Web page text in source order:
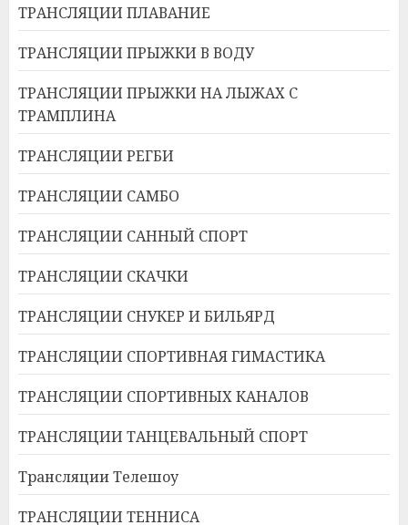
ТРАНСЛЯЦИИ ПЛАВАНИЕ
ТРАНСЛЯЦИИ ПРЫЖКИ В ВОДУ
ТРАНСЛЯЦИИ ПРЫЖКИ НА ЛЫЖАХ С
ТРАМПЛИНА
ТРАНСЛЯЦИИ РЕГБИ
ТРАНСЛЯЦИИ САМБО
ТРАНСЛЯЦИИ САННЫЙ СПОРТ
ТРАНСЛЯЦИИ СКАЧКИ
ТРАНСЛЯЦИИ СНУКЕР И БИЛЬЯРД
ТРАНСЛЯЦИИ СПОРТИВНАЯ ГИМАСТИКА
ТРАНСЛЯЦИИ СПОРТИВНЫХ КАНАЛОВ
ТРАНСЛЯЦИИ ТАНЦЕВАЛЬНЫЙ СПОРТ
Трансляции Телешоу
ТРАНСЛЯЦИИ ТЕННИСА